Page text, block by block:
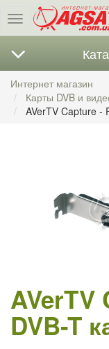
Меню
Интернет магазин
Карты DVB и
AVerTV Capture -
AVerTV
DVB-T